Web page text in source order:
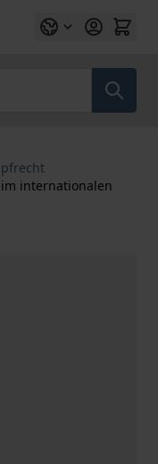
internationalen